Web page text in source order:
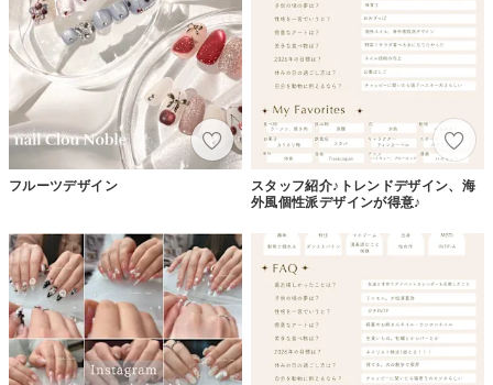
フルーツデザイン
スタッフ紹介♪トレンドデザイン、海
外風個性派デザインが得意♪